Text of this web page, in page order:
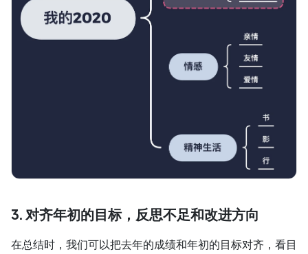
3. 对齐年初的目标，反思不足和改进方向
在总结时，我们可以把去年的成绩和年初的目标对齐，看目